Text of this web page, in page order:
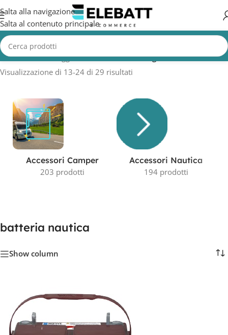
Salta alla navigazione
Salta al contenuto principale
Home/Prodotti taggati “batteria nautica”/Pagina 2
Visualizzazione di 13-24 di 29 risultati
Accessori Camper
203 prodotti
Accessori Nautica
194 prodotti
batteria nautica
Show column